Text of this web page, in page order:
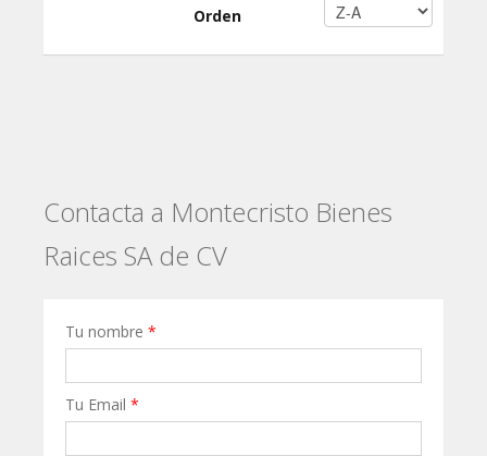
Orden
Contacta a Montecristo Bienes
Raices SA de CV
Tu nombre *
Tu Email *